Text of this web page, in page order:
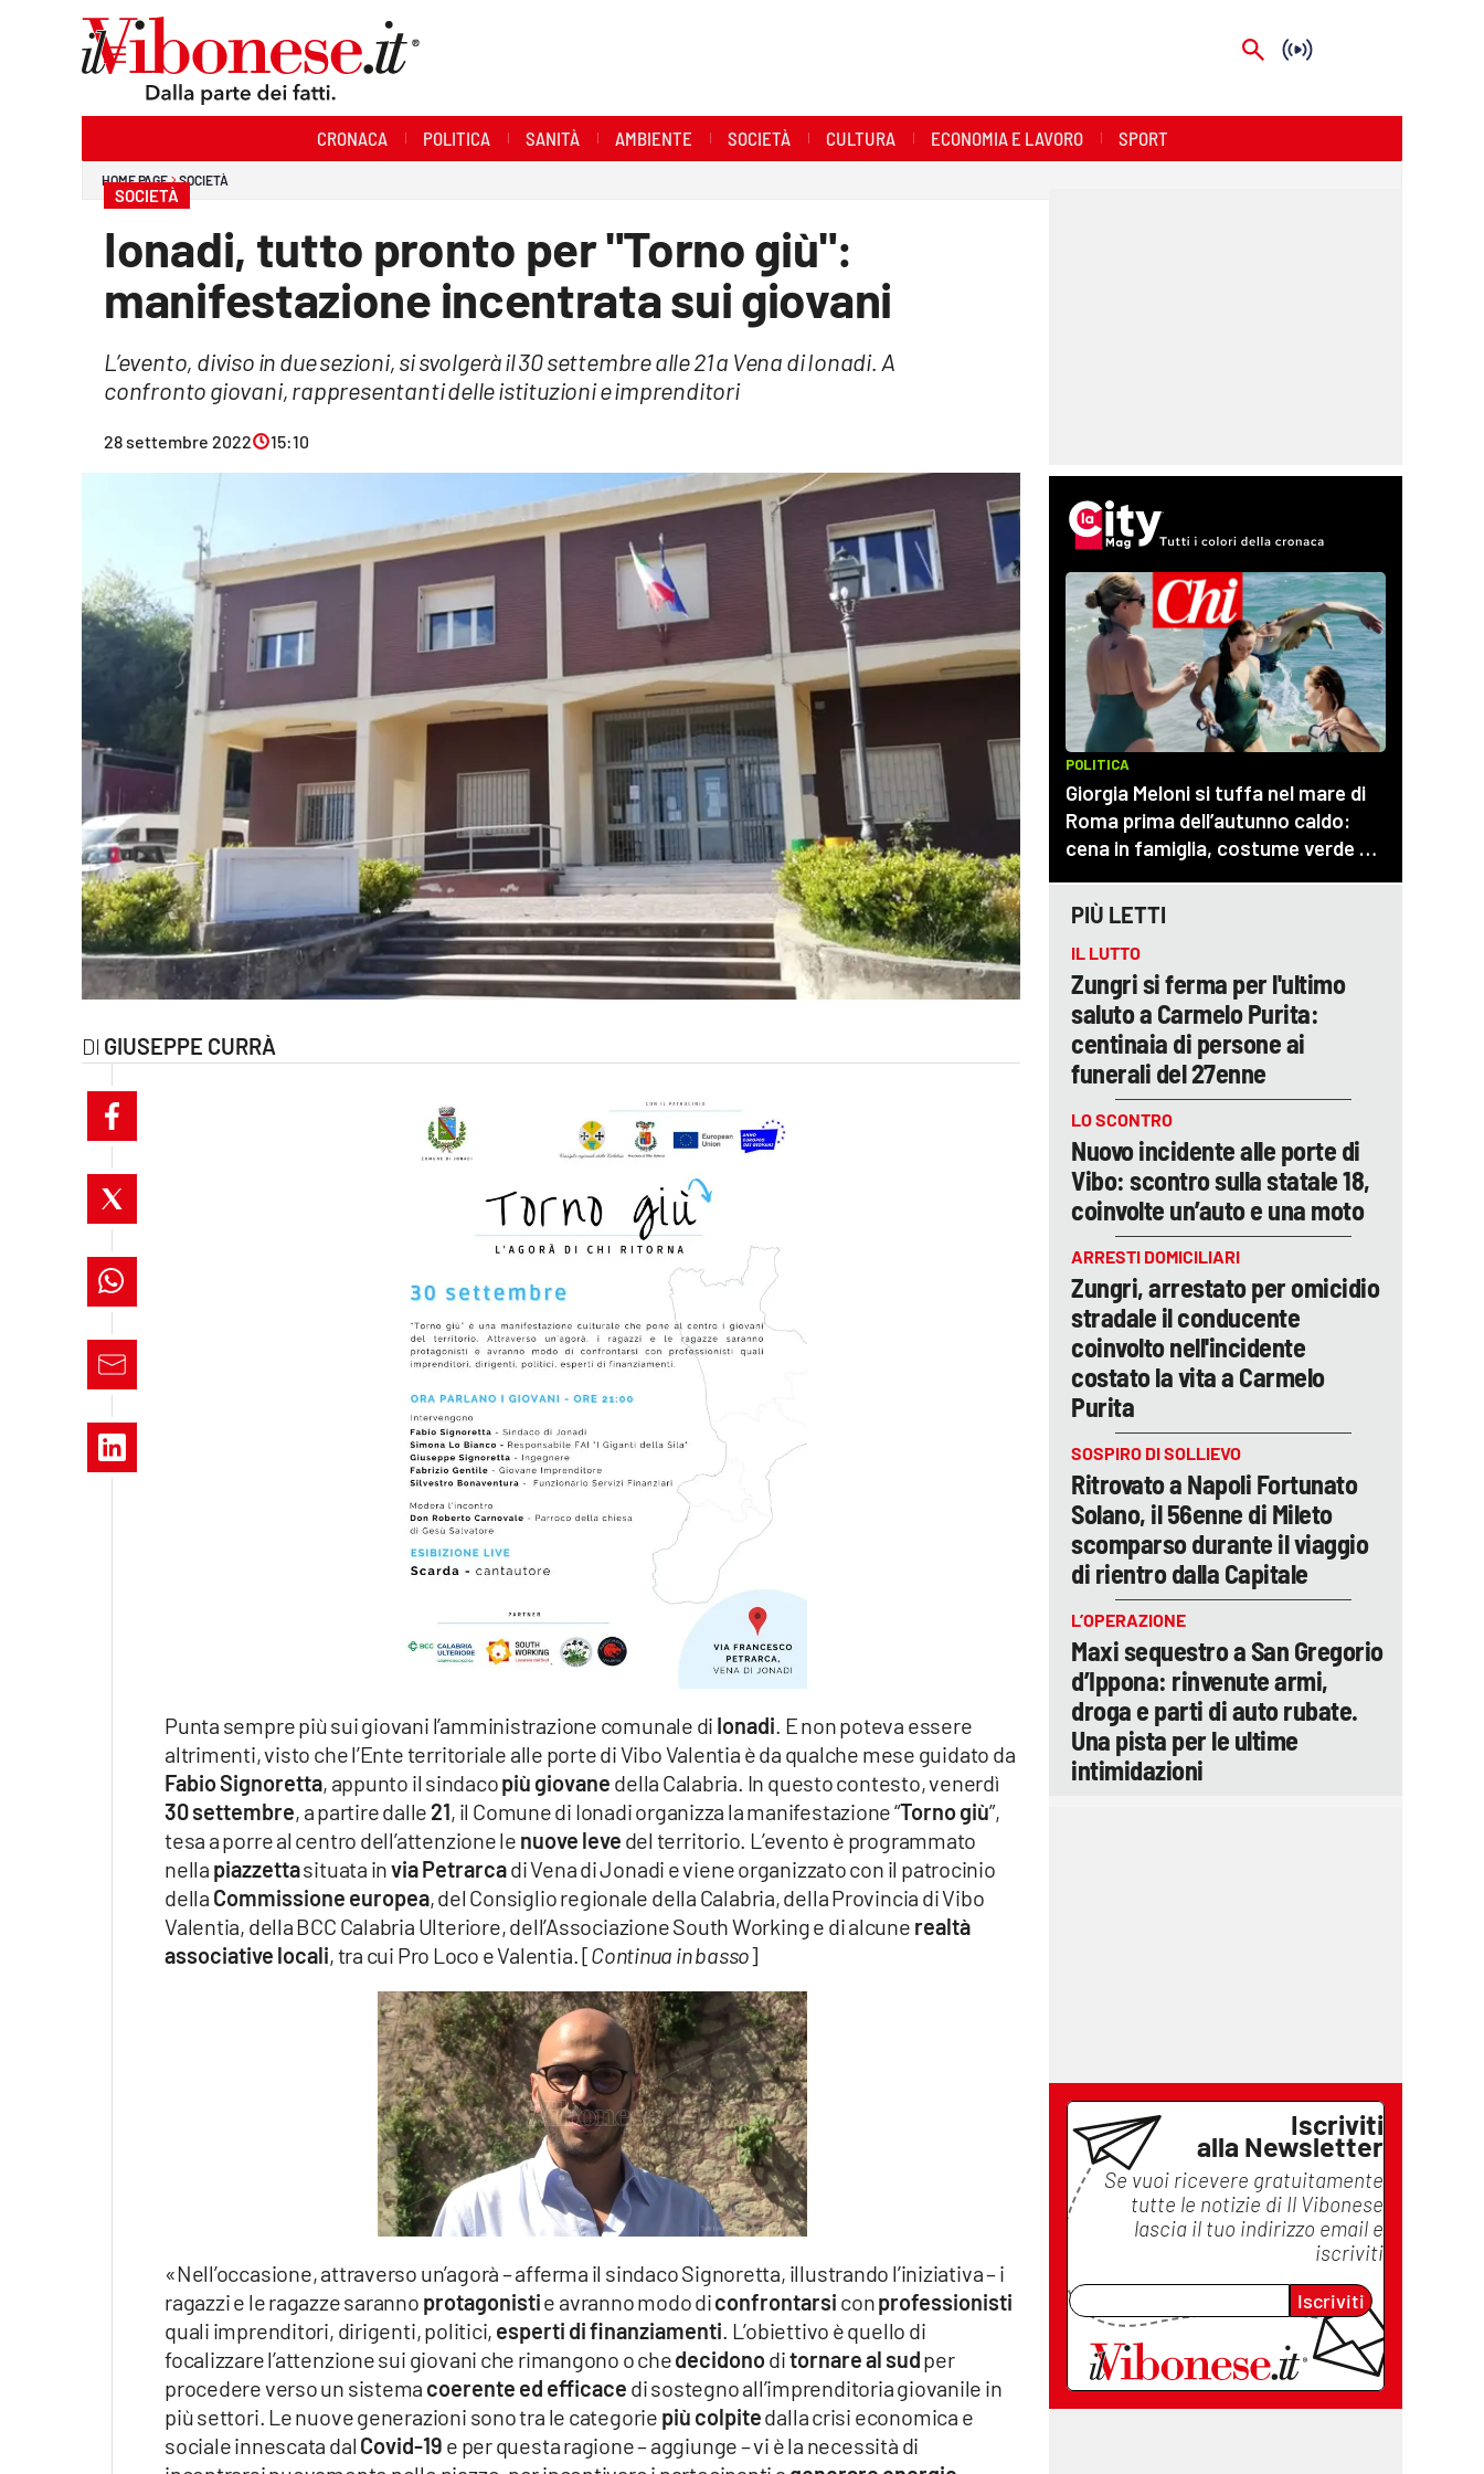
Streaming
Lac Network
lacitymag.it
cosenzachannel.it
ilvibonese.it
catanzarochannel.it
lacapitalenews.it
CRONACA POLITICA SANITÀ AMBIENTE SOCIETÀ CULTURA ECONOMIA E LAVORO SPORT
HOME PAGE SOCIETÀ
SOCIETÀ
Ionadi, tutto pronto per "Torno giù":
manifestazione incentrata sui giovani
L’evento, diviso in due sezioni, si svolgerà il 30 settembre alle 21 a Vena di Ionadi. A
confronto giovani, rappresentanti delle istituzioni e imprenditori
28 settembre 2022 15:10
GIUSEPPE CURRÀ
Punta sempre più sui giovani l’amministrazione comunale di Ionadi . E non poteva essere
altrimenti, visto che l’Ente territoriale alle porte di Vibo Valentia è da qualche mese guidato da
Fabio Signoretta, appunto il sindacopiù giovane della Calabria. In questo contesto, venerdì
30 settembre, a partire dalle 21, il Comune di Ionadi organizza la manifestazione “Torno giù”,
tesa a porre al centro dell’attenzione le nuove leve del territorio. L’evento è programmato
nella piazzettasituata invia Petrarcadi Vena di Jonadi e viene organizzato con il patrocinio
della Commissione europea, del Consiglio regionale della Calabria, della Provincia di Vibo
Valentia, della BCC Calabria Ulteriore, dell’Associazione South Working e di alcune realtà
associative locali, tra cui Pro Loco e Valentia. [Continua in basso]
«Nell’occasione, attraverso un’agorà – afferma il sindaco Signoretta, illustrando l’iniziativa – i
ragazzi e le ragazze saranno protagonistie avranno modo diconfrontarsi conprofessionisti
quali imprenditori, dirigenti, politici, esperti di finanziamenti. L’obiettivo è quello di
focalizzare l’attenzione sui giovani che rimangono o chedecidonoditornare al sudper
procedere verso un sistema coerente ed efficace di sostegno all’imprenditoria giovanile in
più settori. Le nuove generazioni sono tra le categorie più colpitedalla crisi economica e
sociale innescata dal Covid-19 e per questa ragione – aggiunge – vi è la necessità di
PIÙ LETTI
IL LUTTO
Zungri si ferma per l'ultimo
saluto a Carmelo Purita:
centinaia di persone ai
funerali del 27enne
LO SCONTRO
Nuovo incidente alle porte di
Vibo: scontro sulla statale 18,
coinvolte un’auto e una moto
ARRESTI DOMICILIARI
Zungri, arrestato per omicidio
stradale il conducente
coinvolto nell'incidente
costato la vita a Carmelo
Purita
SOSPIRO DI SOLLIEVO
Ritrovato a Napoli Fortunato
Solano, il 56enne di Mileto
scomparso durante il viaggio
di rientro dalla Capitale
L’OPERAZIONE
Maxi sequestro a San Gregorio
d’Ippona: rinvenute armi,
droga e parti di auto rubate.
Una pista per le ultime
intimidazioni
Iscriviti
alla Newsletter
Se vuoi ricevere gratuitamente
tutte le notizie di Il Vibonese
lascia il tuo indirizzo email e
iscriviti
Iscriviti